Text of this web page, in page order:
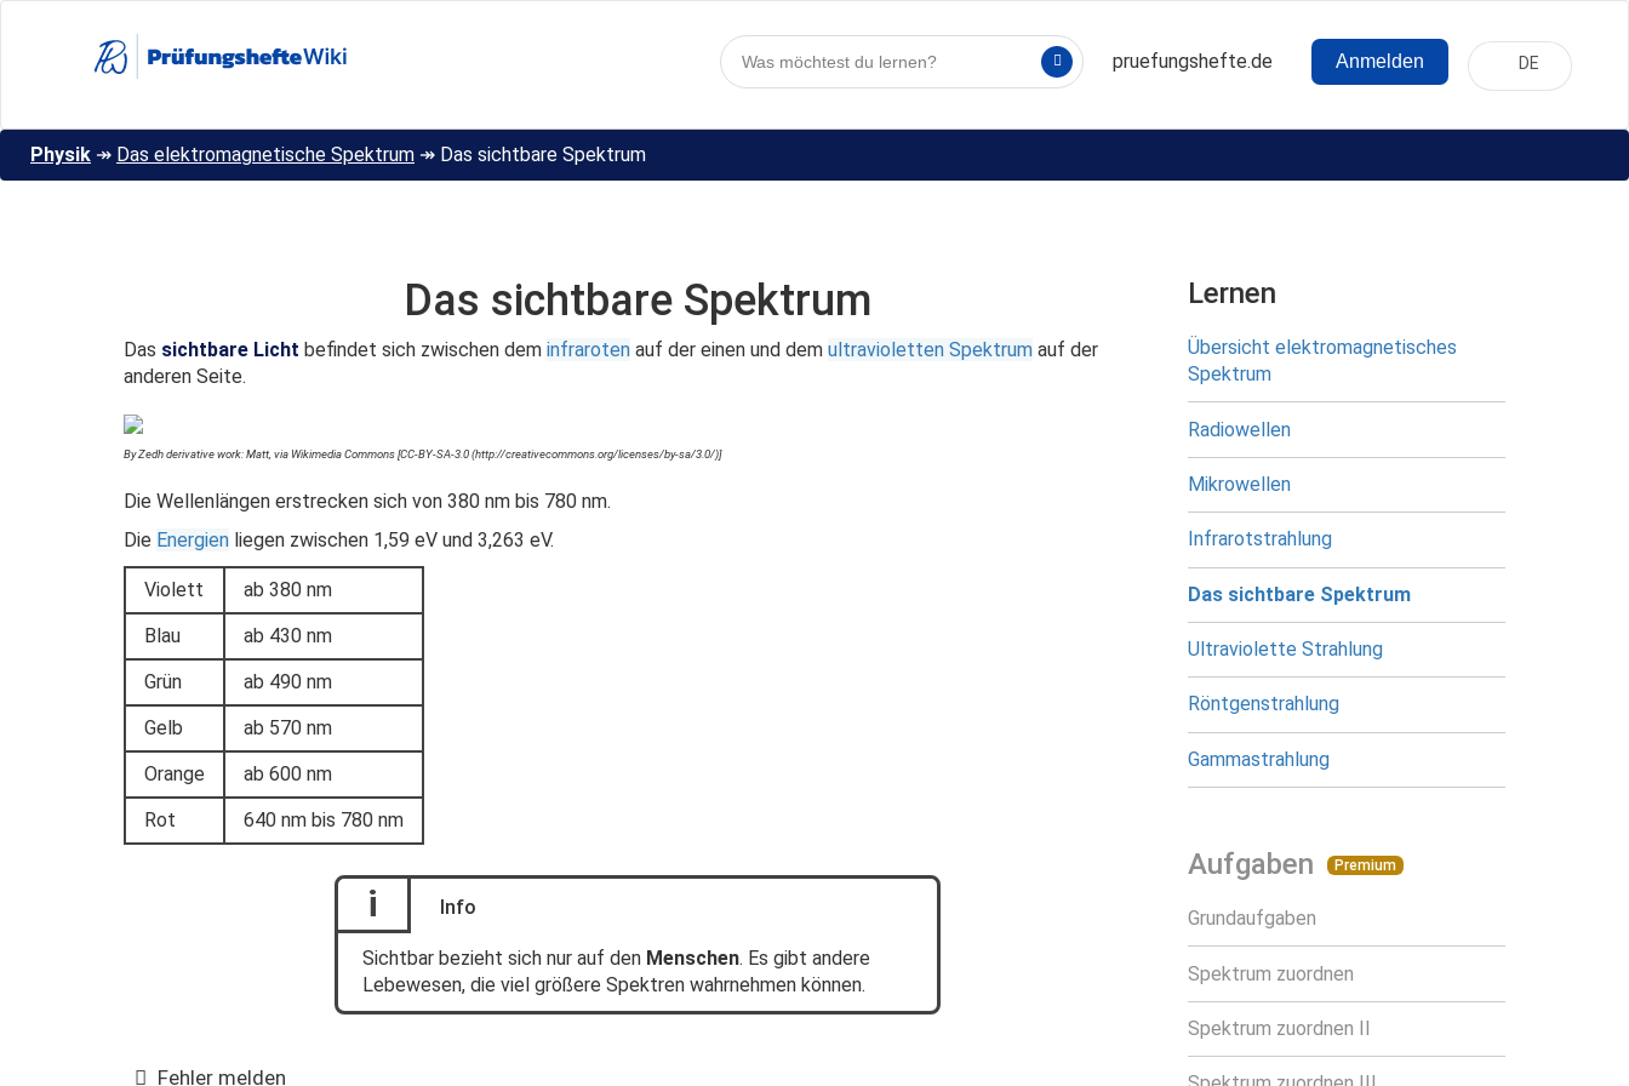
Hauptnavigation
pruefungshefte.de
Benutzermenü
Anmelden DE
Physik ↠ Das elektromagnetische Spektrum ↠ Das sichtbare Spektrum
Das sichtbare Spektrum
Das sichtbare Licht befindet sich zwischen dem infraroten auf der einen und dem ultravioletten Spektrum auf der
anderen Seite.
By Zedh derivative work: Matt, via Wikimedia Commons [CC-BY-SA-3.0 (http://creativecommons.org/licenses/by-sa/3.0/)]
Die Wellenlängen erstrecken sich von 380 nm bis 780 nm.
Die Energien liegen zwischen 1,59 eV und 3,263 eV.
Violett
ab 380 nm
Blau
ab 430 nm
Grün
ab 490 nm
Gelb
ab 570 nm
Orange
ab 600 nm
Rot
640 nm bis 780 nm
i Info
Sichtbar bezieht sich nur auf den Menschen. Es gibt andere
Lebewesen, die viel größere Spektren wahrnehmen können.
Fehler melden
Lernen
Übersicht elektromagnetisches
Spektrum
Radiowellen
Mikrowellen
Infrarotstrahlung
Das sichtbare Spektrum
Ultraviolette Strahlung
Röntgenstrahlung
Gammastrahlung
Aufgaben Premium
Grundaufgaben
Spektrum zuordnen
Spektrum zuordnen II